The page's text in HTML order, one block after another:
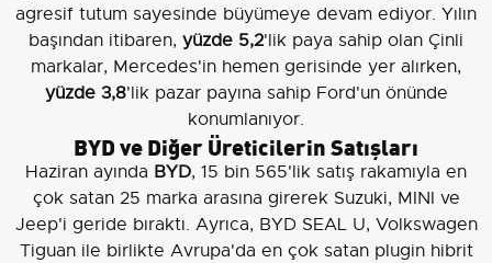
agresif tutum sayesinde büyümeye devam ediyor. Yılın
başından itibaren, yüzde 5,2'lik paya sahip olan Çinli
markalar, Mercedes'in hemen gerisinde yer alırken,
yüzde 3,8'lik pazar payına sahip Ford'un önünde
konumlanıyor.
BYD ve Diğer Üreticilerin Satışları
Haziran ayında BYD, 15 bin 565'lik satış rakamıyla en
çok satan 25 marka arasına girerek Suzuki, MINI ve
Jeep'i geride bıraktı. Ayrıca, BYD SEAL U, Volkswagen
Tiguan ile birlikte Avrupa'da en çok satan plugin hibrit